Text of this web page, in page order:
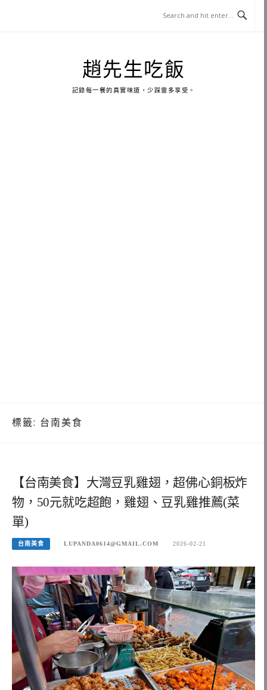
趙先生吃飯
記錄每一餐的真實味道，少踩雷多享受。
標籤: 台南美食
【台南美食】大灣豆乳雞翅，超佛心銅板炸
物，50元就吃超飽，雞翅、豆乳雞推薦(菜
單)
台南美食 LUPANDA0614@GMAIL.COM 2026-02-21